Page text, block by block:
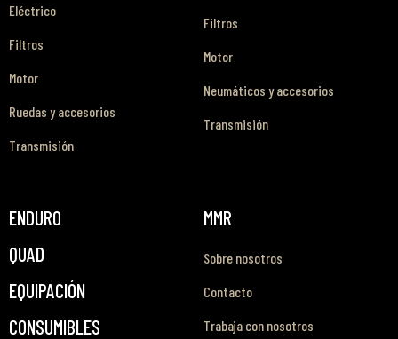
Eléctrico
Filtros
Motor
Ruedas y accesorios
Transmisión
Filtros
Motor
Neumáticos y accesorios
Transmisión
ENDURO
QUAD
EQUIPACIÓN
CONSUMIBLES
MMR
Sobre nosotros
Contacto
Trabaja con nosotros